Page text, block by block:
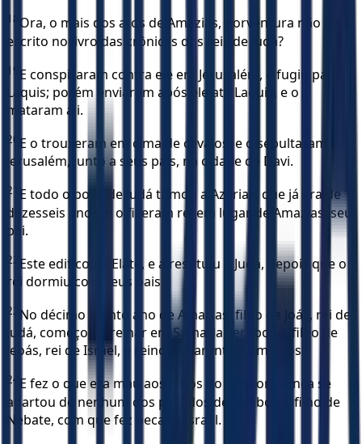
18 Ora, o mais dos atos de Amazias, porventura não está
escrito no livro das crônicas dos reis de Judá?
19 E conspiraram contra ele em Jerusalém, e fugiu para
Laquis; porém enviaram após ele até Laquis, e o
mataram ali.
20 E o trouxeram em cima de cavalos; e o sepultaram em
Jerusalém, junto a seus pais, na cidade de Davi.
21
E todo o povo de Judá tomou a Azarias, que já era de
dezesseis anos, e o fizeram rei em lugar de Amazias, seu
pai.
22 Este edificou a Elate, e a restituiu a Judá, depois que o
rei dormiu com seus pais.
23 No décimo quinto ano de Amazias, filho de Joás, rei de
Judá, começou a reinar em Samaria, Jeroboão, filho de
Jeoás, rei de Israel, e reinou quarenta e um anos.
24 E fez o que era mau aos olhos do Senhor; nunca se
apartou de nenhum dos pecados de Jeroboão, filho de
Nebate, com que fez pecar a Israel.